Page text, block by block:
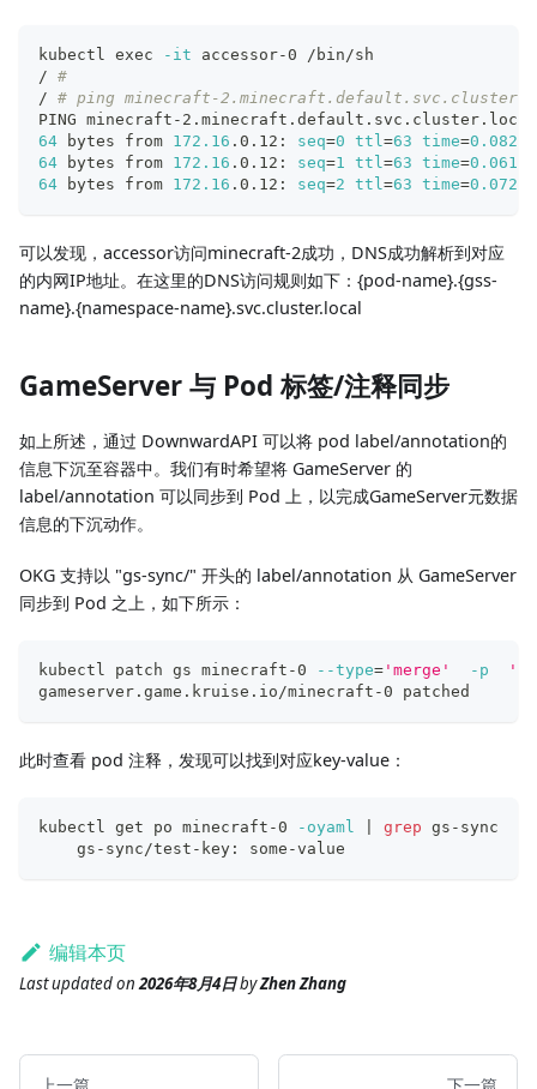
kubectl exec -it accessor-0 /bin/sh
/ #
/ # ping minecraft-
PING minecraft-
64 bytes from 172.16 .0.12: seq=0 ttl=63 time=0.082
64 bytes from 172.16 .0.12: seq=1 ttl=63 time=0.061
64 bytes from 172.16 .0.12: seq=2 ttl=63 time=0.072
可以发现，accessor访问minecraft-2成功，DNS成功解析到对应
的内网IP地址。在这里的DNS访问规则如下：{pod-name}.{gss-
name}.{namespace-name}.svc.cluster.local
GameServer 与 Pod 标签/注释同步
如上所述，通过 DownwardAPI 可以将 pod label/annotation的
信息下沉至容器中。我们有时希望将 GameServer 的
label/annotation 可以同步到 Pod 上，以完成GameServer元数据
信息的下沉动作。
OKG 支持以 "gs-sync/" 开头的 label/annotation 从 GameServer
同步到 Pod 之上，如下所示：
kubectl patch gs minecraft-0 --type= 'merge' -p
gameserver.game.kruise.io/minecraft-0 patched
此时查看 pod 注释，发现可以找到对应key-value：
kubectl get po minecraft-0 -oyaml grep gs-sync
    gs-sync/test-key: some-value
编辑本页
Last updatedon2026年8月4日byZhen Zhang